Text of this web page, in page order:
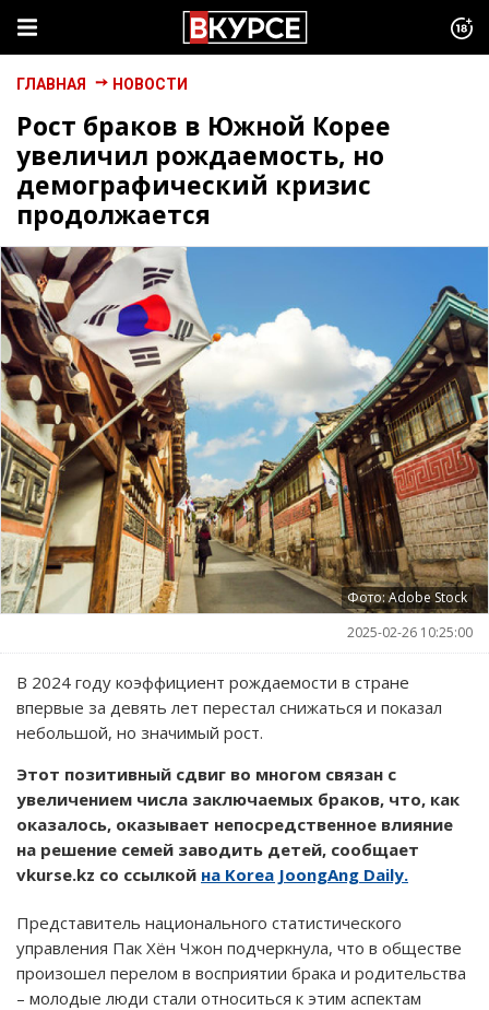
ГЛАВНАЯ НОВОСТИ
Рост браков в Южной Корее
увеличил рождаемость, но
демографический кризис
продолжается
Фото: Adobe Stock
2025-02-26 10:25:00
В 2024 году коэффициент рождаемости в стране
впервые за девять лет перестал снижаться и показал
небольшой, но значимый рост.
Этот позитивный сдвиг во многом связан с
увеличением числа заключаемых браков, что, как
оказалось, оказывает непосредственное влияние
на решение семей заводить детей, сообщает
vkurse.kz со ссылкой на Korea JoongAng Daily.
Представитель национального статистического
управления Пак Хён Чжон подчеркнула, что в обществе
произошел перелом в восприятии брака и родительства
– молодые люди стали относиться к этим аспектам